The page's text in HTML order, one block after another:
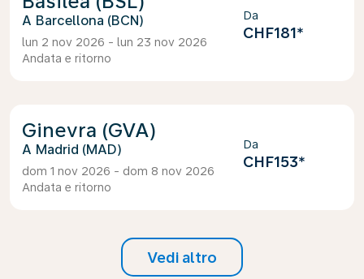
Barcellona (BCN)
lun 2 nov 2026 - lun 23 nov 2026
Andata e ritorno
Da
CHF181*
Ginevra (GVA)
Madrid (MAD)
dom 1 nov 2026 - dom 8 nov 2026
Andata e ritorno
Da
CHF153*
Vedi altro